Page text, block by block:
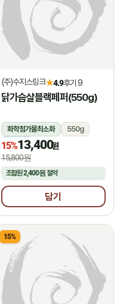
(주)수지스링크★4.9후기 9
닭가슴살블랙페퍼(550g)
화학첨가물최소화
550g
냉동
15%13,400원
15,800원
조합원2,400원절약
담기
15%